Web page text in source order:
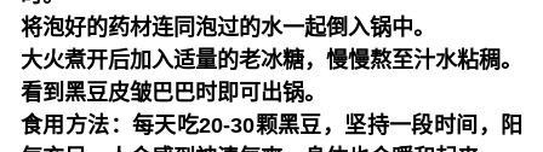
将泡好的药材连同泡过的水一起倒入锅中。
大火煮开后加入适量的老冰糖，慢慢熬至汁水粘稠。
看到黑豆皮皱巴巴时即可出锅。
食用方法： 每天吃20-30颗黑豆，坚持一段时间，阳